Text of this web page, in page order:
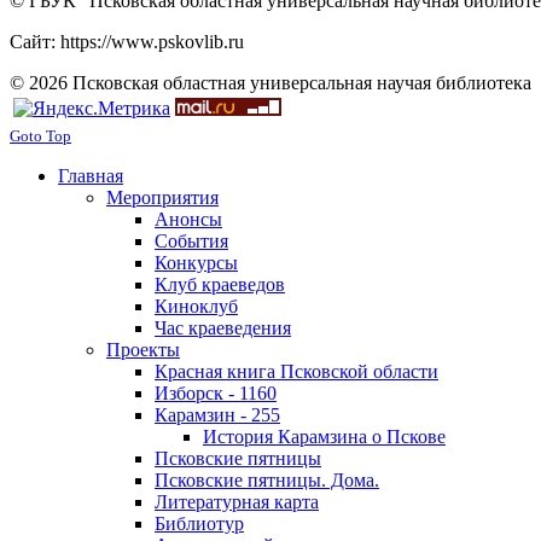
Сайт: https://www.pskovlib.ru
© 2026 Псковская областная универсальная научая библиотека
Goto Top
Главная
Мероприятия
Анонсы
События
Конкурсы
Клуб краеведов
Киноклуб
Час краеведения
Проекты
Красная книга Псковской области
Изборск - 1160
Карамзин - 255
История Карамзина о Пскове
Псковские пятницы
Псковские пятницы. Дома.
Литературная карта
Библиотур